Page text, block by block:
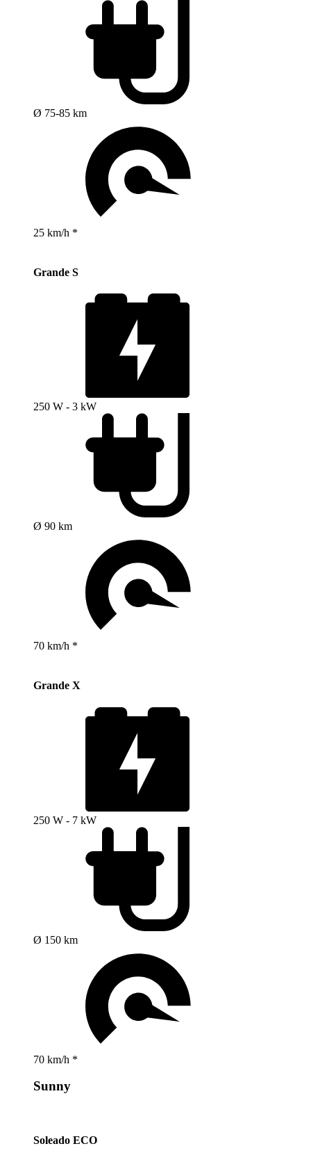
Ø 75-85 km
25 km/h *
Grande S
250 W - 3 kW
Ø 90 km
70 km/h *
Grande X
250 W - 7 kW
Ø 150 km
70 km/h *
Sunny
Soleado ECO